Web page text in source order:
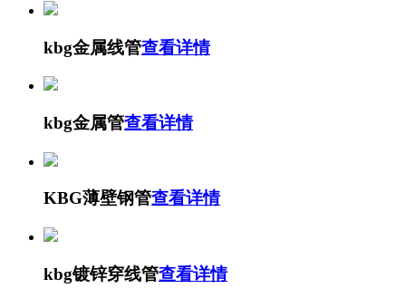
kbg金属线管查看详情
kbg金属管查看详情
KBG薄壁钢管查看详情
kbg镀锌穿线管查看详情